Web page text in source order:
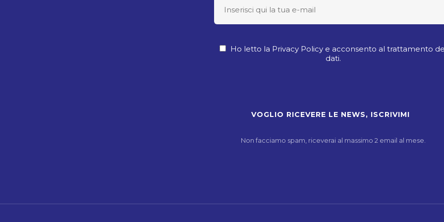
Ho letto la Privacy Policy e acconsento al trattamento
dati.
Non facciamo spam, riceverai al massimo 2 email al mese.